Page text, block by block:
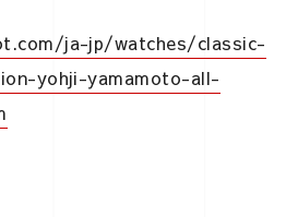
ja-jp/watches/classic-
yohji-yamamoto-all-